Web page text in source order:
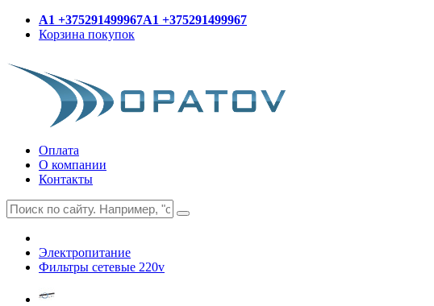
A1 +375291499967A1 +375291499967
Корзина покупок
Оплата
О компании
Контакты
Электропитание
Фильтры сетевые 220v